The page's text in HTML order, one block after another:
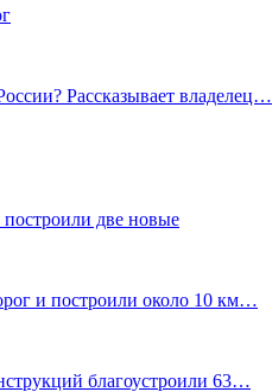
Рассказывает владелец…
две новые
и построили около 10 км…
благоустроили 63…